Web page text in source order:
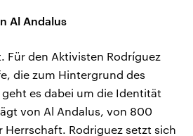
Al Andalus
Für den Aktivisten Rodríguez
die zum Hintergrund des
es dabei um die Identität
von Al Andalus, von 800
Herrschaft. Rodriguez setzt sich